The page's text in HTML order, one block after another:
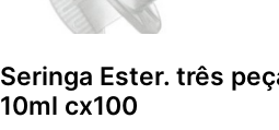
Seringa Ester. três
10ml cx100